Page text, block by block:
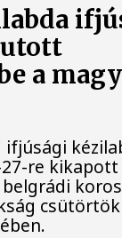
a
re kikapott